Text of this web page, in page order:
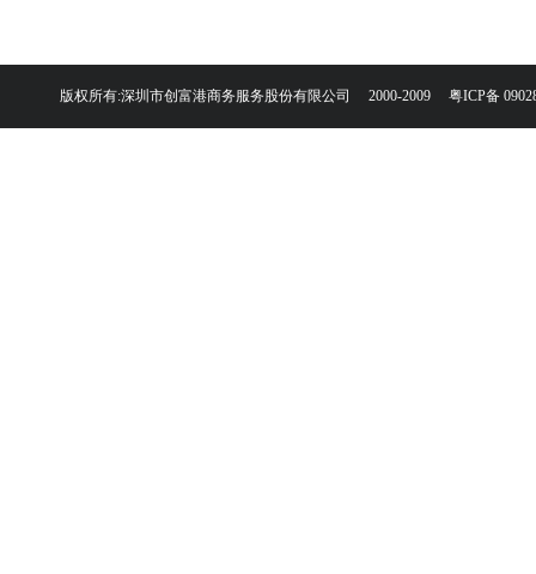
版权所有:深圳市创富港商务服务股份有限公司 2000-2009 粤ICP备